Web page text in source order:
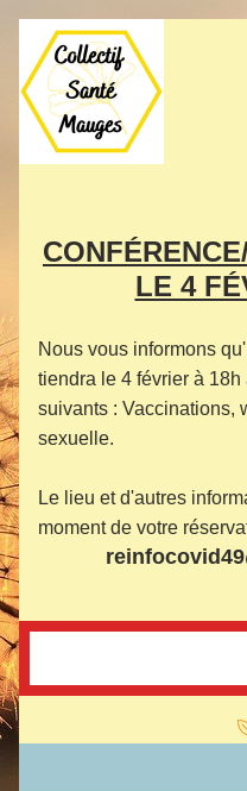
LE 4
Nous vous informons
tiendra le 4 février à
suivants : Vaccinations,
sexuelle.
Le lieu et d'autres
moment de votre